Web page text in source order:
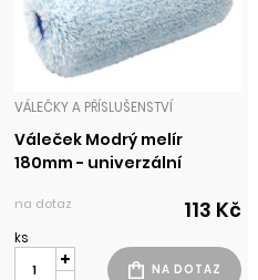
VÁLEČKY A PŘÍSLUŠENSTVÍ
Váleček Modrý melír
180mm - univerzální
na dotaz 113 Kč
ks